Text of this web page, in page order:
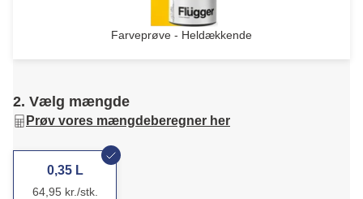
Farveprøve - Heldækkende
2. Vælg mængde
Prøv vores mængdeberegner her
0,35 L
64,95 kr./stk.